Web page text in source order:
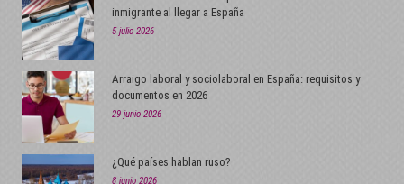
inmigrante al llegar a España
5 julio 2026
Arraigo laboral y sociolaboral en España: requisitos y
documentos en 2026
29 junio 2026
¿Qué países hablan ruso?
8 junio 2026